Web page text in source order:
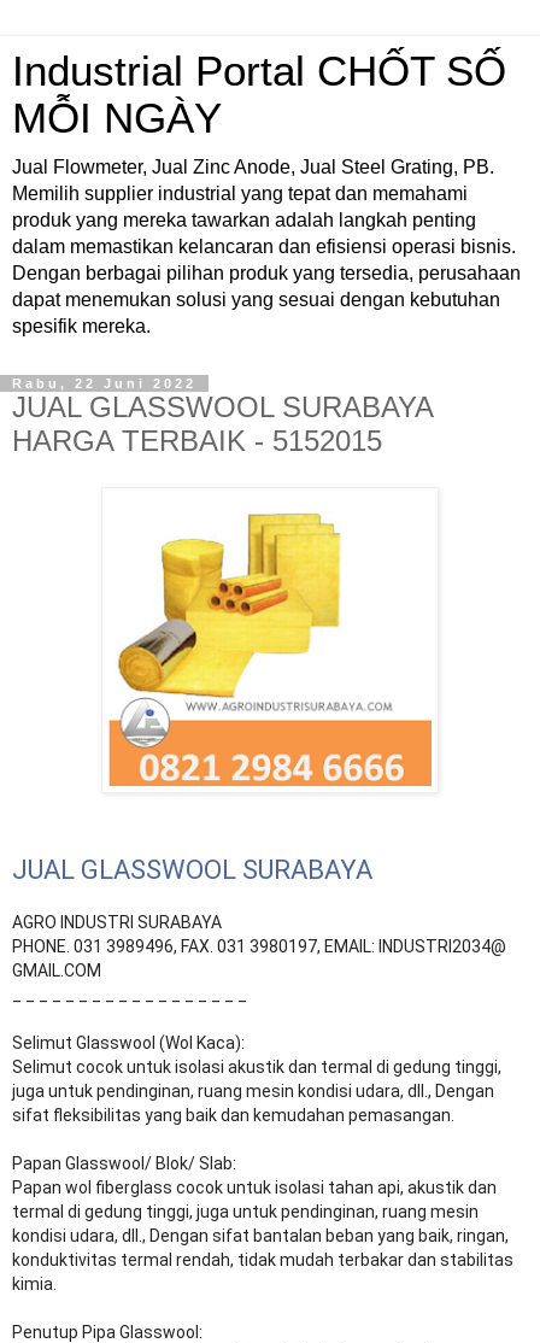
Industrial Portal CHỐT SỐ
MỖI NGÀY
Jual Flowmeter, Jual Zinc Anode, Jual Steel Grating, PB.
Memilih supplier industrial yang tepat dan memahami
produk yang mereka tawarkan adalah langkah penting
dalam memastikan kelancaran dan efisiensi operasi bisnis.
Dengan berbagai pilihan produk yang tersedia, perusahaan
dapat menemukan solusi yang sesuai dengan kebutuhan
spesifik mereka.
Rabu, 22 Juni 2022
JUAL GLASSWOOL SURABAYA
HARGA TERBAIK - 5152015
JUAL GLASSWOOL SURABAYA
AGRO INDUSTRI SURABAYA
PHONE. 031 3989496, FAX. 031 3980197, EMAIL: INDUSTRI2034@
GMAIL.COM
Selimut Glasswool (Wol Kaca):
Selimut cocok untuk isolasi akustik dan termal di gedung tinggi,
juga untuk pendinginan, ruang mesin kondisi udara, dll., Dengan
sifat fleksibilitas yang baik dan kemudahan pemasangan.
Papan Glasswool/ Blok/ Slab:
Papan wol fiberglass cocok untuk isolasi tahan api, akustik dan
termal di gedung tinggi, juga untuk pendinginan, ruang mesin
kondisi udara, dll., Dengan sifat bantalan beban yang baik, ringan,
konduktivitas termal rendah, tidak mudah terbakar dan stabilitas
kimia.
Penutup Pipa Glasswool: